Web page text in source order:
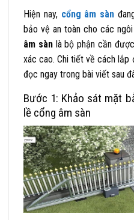
Hiện nay, cổng âm sàn
bảo vệ an toàn cho các
âm sànlà bộ phận cần
xác cao. Chi tiết về cách
đọc ngay trong bài viết sau
Bước 1: Khảo sát mặt
lề cổng âm sàn